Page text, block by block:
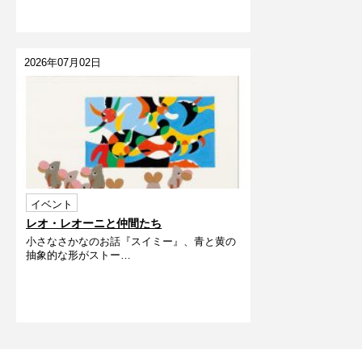
2026年07月02日
イベント
レオ・レオーニと仲間たち
小さなさかなのお話『スイミー』、青と黄の
抽象的な形がストー…